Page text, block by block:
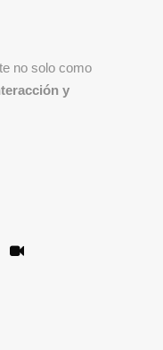
no solo como
y